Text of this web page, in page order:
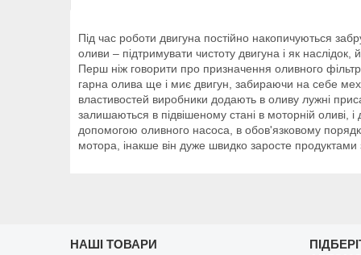
Під час роботи двигуна постійно накопичуються
оливи – підтримувати чистоту двигуна і як
Перш ніж говорити про призначення оливного
гарна олива ще і миє двигун, забираючи на себе
властивостей виробники додають в оливу лужні
залишаються в підвішеному стані в моторній оливі,
допомогою оливного насоса, в обов'язковому
мотора, інакше він дуже швидко заросте продуктами
НАШІ ТОВАРИ